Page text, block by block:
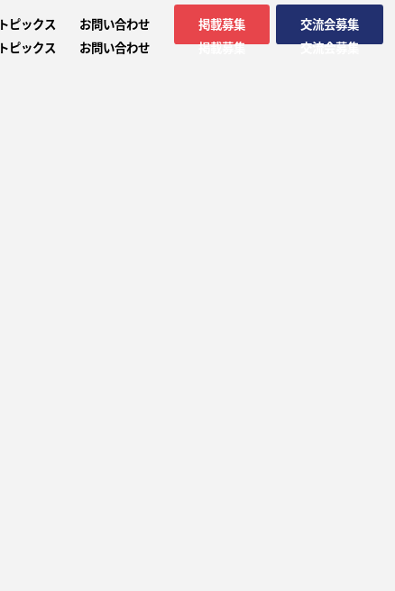
トピックス
トピックス
お問い合わせ
お問い合わせ
掲載募集
掲載募集
交流会募集
交流会募集